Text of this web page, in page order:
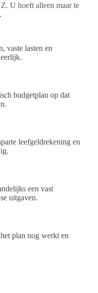
U hoeft alleen maar te
vaste lasten en
budgetplan op dat
leefgeldrekening en
een vast
uitgaven.
plan nog werkt en